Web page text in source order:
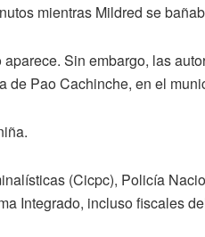
mientras Mildred se
Sin embargo, las
de Pao Cachinche, en el
(Cicpc), Policía
Integrado, incluso fiscales